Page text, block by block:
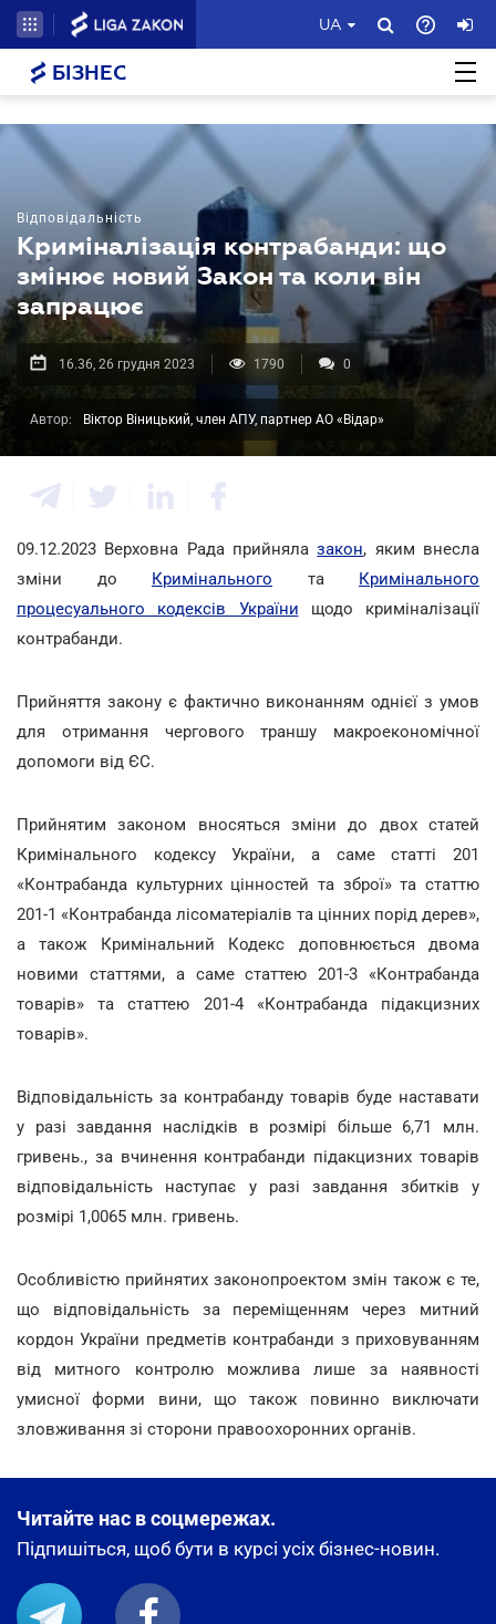
UA
БІЗНЕС
Відповідальність
Криміналізація контрабанди: що
змінює новий Закон та коли він
запрацює
16.36, 26 грудня 2023 1790 0
Автор: Віктор Віницький, член АПУ, партнер АО «Відар»
09.12.2023 Верховна Рада прийнялазакон, яким внесла
зміни до Кримінального та Кримінального
процесуального кодексів України щодо криміналізації
контрабанди.
Прийняття закону є фактично виконанням однієї з умов
для отримання чергового траншу макроекономічної
допомоги від ЄС.
Прийнятим законом вносяться зміни до двох статей
Кримінального кодексу України, а саме статті 201
«Контрабанда культурних цінностей та зброї» та статтю
201-1 «Контрабанда лісоматеріалів та цінних порід дерев»,
а також Кримінальний Кодекс доповнюється двома
новими статтями, а саме статтею 201-3 «Контрабанда
товарів» та статтею 201-4 «Контрабанда підакцизних
товарів».
Відповідальність за контрабанду товарів буде наставати
у разі завдання наслідків в розмірі більше 6,71 млн.
гривень., за вчинення контрабанди підакцизних товарів
відповідальність наступає у разі завдання збитків у
розмірі 1,0065 млн. гривень.
Особливістю прийнятих законопроектом змін також є те,
що відповідальність за переміщенням через митний
кордон України предметів контрабанди з приховуванням
від митного контролю можлива лише за наявності
умисної форми вини, що також повинно виключати
зловживання зі сторони правоохоронних органів.
Читайте нас в соцмережах.
Підпишіться, щоб бути в курсі усіх бізнес-новин.